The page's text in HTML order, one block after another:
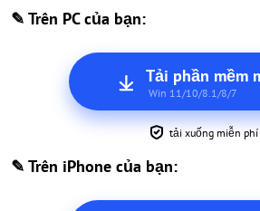
✎ Trên PC của bạn:
Tải phần mềm
Win 11/10/8.1/8/7
tải xuống miễn phí
✎ Trên iPhone của bạn: